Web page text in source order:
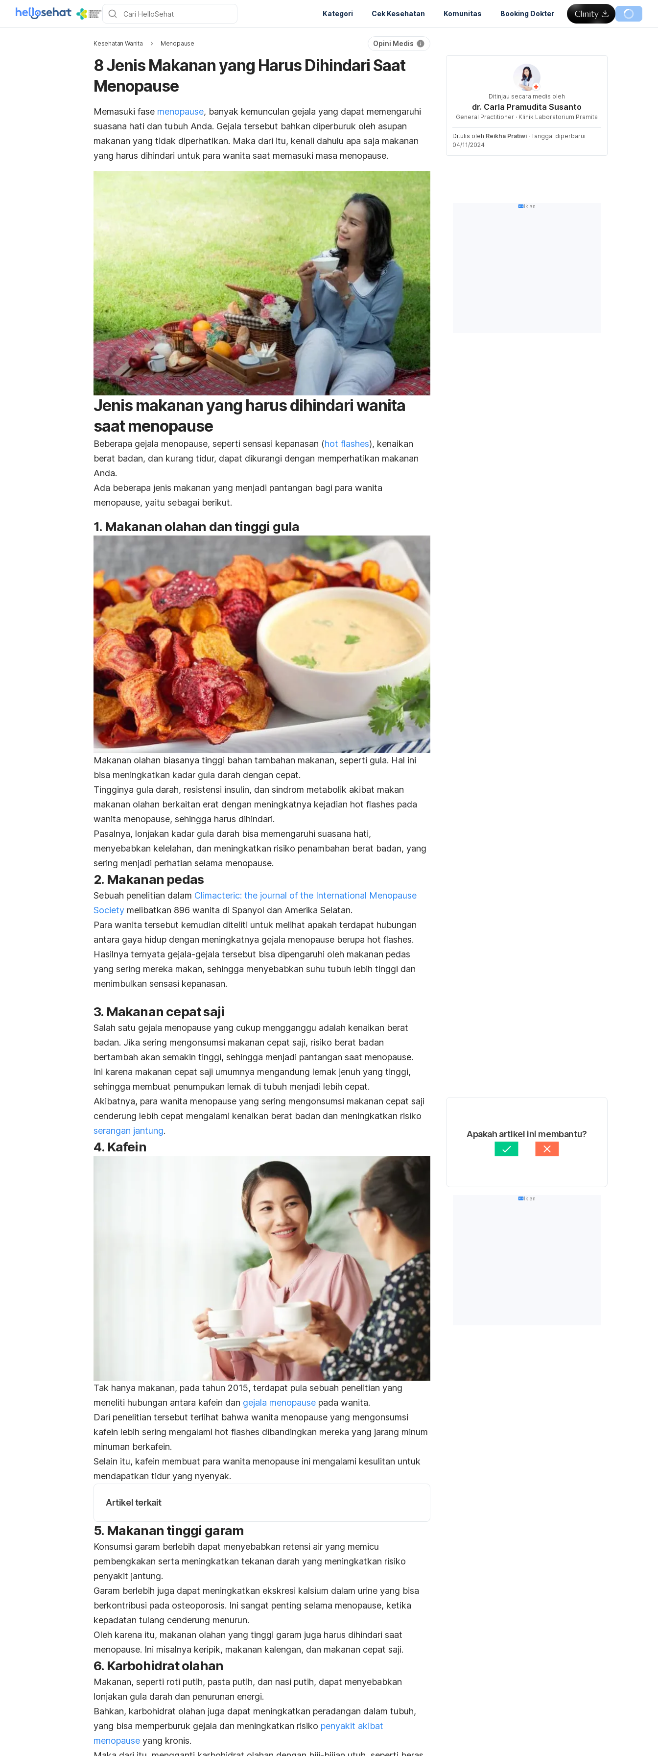
Kategori Cek Kesehatan Komunitas Booking Dokter
Kesehatan Wanita Menopause Opini Medis
8 Jenis Makanan yang Harus Dihindari Saat
Menopause
Memasuki fase menopause, banyak kemunculan gejala yang dapat memengaruhi
suasana hati dan tubuh Anda. Gejala tersebut bahkan diperburuk oleh asupan
makanan yang tidak diperhatikan. Maka dari itu, kenali dahulu apa saja makanan
yang harus dihindari untuk para wanita saat memasuki masa menopause.
Jenis makanan yang harus dihindari wanita
saat menopause
Beberapa gejala menopause, seperti sensasi kepanasan (hot flashes), kenaikan
berat badan, dan kurang tidur, dapat dikurangi dengan memperhatikan makanan
Anda.
Ada beberapa jenis makanan yang menjadi pantangan bagi para wanita
menopause, yaitu sebagai berikut.
1. Makanan olahan dan tinggi gula
Makanan olahan biasanya tinggi bahan tambahan makanan, seperti gula. Hal ini
bisa meningkatkan kadar gula darah dengan cepat.
Tingginya gula darah, resistensi insulin, dan sindrom metabolik akibat makan
makanan olahan berkaitan erat dengan meningkatnya kejadian hot flashes pada
wanita menopause, sehingga harus dihindari.
Pasalnya, lonjakan kadar gula darah bisa memengaruhi suasana hati,
menyebabkan kelelahan, dan meningkatkan risiko penambahan berat badan, yang
sering menjadi perhatian selama menopause.
2. Makanan pedas
Sebuah penelitian dalam Climacteric: the journal of the International Menopause
Society melibatkan 896 wanita di Spanyol dan Amerika Selatan.
Para wanita tersebut kemudian diteliti untuk melihat apakah terdapat hubungan
antara gaya hidup dengan meningkatnya gejala menopause berupa hot flashes.
Hasilnya ternyata gejala-gejala tersebut bisa dipengaruhi oleh makanan pedas
yang sering mereka makan, sehingga menyebabkan suhu tubuh lebih tinggi dan
menimbulkan sensasi kepanasan.
3. Makanan cepat saji
Salah satu gejala menopause yang cukup mengganggu adalah kenaikan berat
badan. Jika sering mengonsumsi makanan cepat saji, risiko berat badan
bertambah akan semakin tinggi, sehingga menjadi pantangan saat menopause.
Ini karena makanan cepat saji umumnya mengandung lemak jenuh yang tinggi,
sehingga membuat penumpukan lemak di tubuh menjadi lebih cepat.
Akibatnya, para wanita menopause yang sering mengonsumsi makanan cepat saji
cenderung lebih cepat mengalami kenaikan berat badan dan meningkatkan risiko
serangan jantung.
4. Kafein
Tak hanya makanan, pada tahun 2015, terdapat pula sebuah penelitian yang
meneliti hubungan antara kafein dan gejala menopause pada wanita.
Dari penelitian tersebut terlihat bahwa wanita menopause yang mengonsumsi
kafein lebih sering mengalami hot flashes dibandingkan mereka yang jarang minum
minuman berkafein.
Selain itu, kafein membuat para wanita menopause ini mengalami kesulitan untuk
mendapatkan tidur yang nyenyak.
Artikel terkait
5. Makanan tinggi garam
Konsumsi garam berlebih dapat menyebabkan retensi air yang memicu
pembengkakan serta meningkatkan tekanan darah yang meningkatkan risiko
penyakit jantung.
Garam berlebih juga dapat meningkatkan ekskresi kalsium dalam urine yang bisa
berkontribusi pada osteoporosis. Ini sangat penting selama menopause, ketika
kepadatan tulang cenderung menurun.
Oleh karena itu, makanan olahan yang tinggi garam juga harus dihindari saat
menopause. Ini misalnya keripik, makanan kalengan, dan makanan cepat saji.
6. Karbohidrat olahan
Makanan, seperti roti putih, pasta putih, dan nasi putih, dapat menyebabkan
lonjakan gula darah dan penurunan energi.
Bahkan, karbohidrat olahan juga dapat meningkatkan peradangan dalam tubuh,
yang bisa memperburuk gejala dan meningkatkan risiko penyakit akibat
menopause yang kronis.
Ditinjau secara medis oleh
dr. Carla Pramudita Susanto
General Practitioner · Klinik Laboratorium Pramita
Ditulis oleh Reikha Pratiwi · Tanggal diperbarui
04/11/2024
Iklan
Apakah artikel ini membantu?
Iklan